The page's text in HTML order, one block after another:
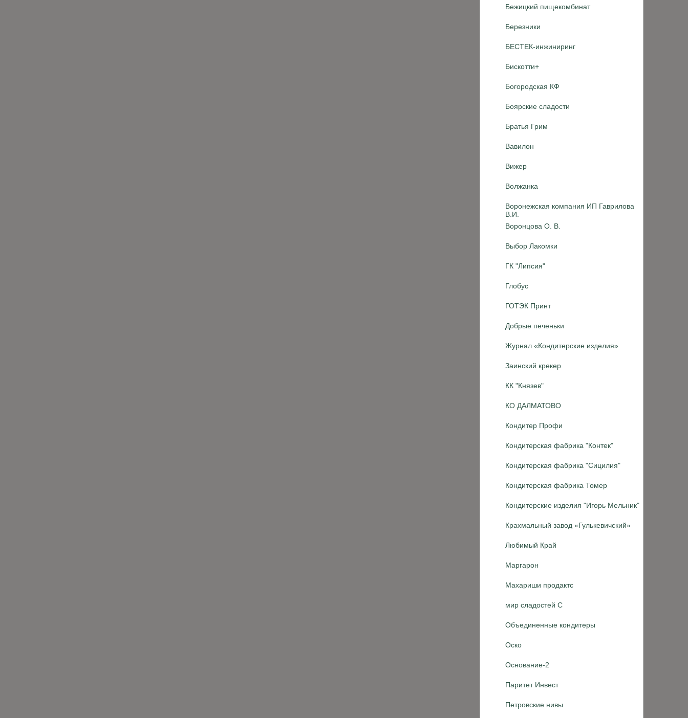
Бежицкий пищекомбинат
Березники
БЕСТЕК-инжиниринг
Бискотти+
Богородская КФ
Боярские сладости
Братья Грим
Вавилон
Вижер
Волжанка
Воронежская компания ИП Гаврилова
В.И.
Воронцова О. В.
Выбор Лакомки
ГК "Липсия"
Глобус
ГОТЭК Принт
Добрые печеньки
Журнал «Кондитерские изделия»
Заинский крекер
КК "Князев"
КО ДАЛМАТОВО
Кондитер Профи
Кондитерская фабрика "Контек"
Кондитерская фабрика "Сицилия"
Кондитерская фабрика Томер
Кондитерские изделия "Игорь Мельник"
Крахмальный завод «Гулькевичский»
Любимый Край
Маргарон
Махариши продактс
мир сладостей С
Объединенные кондитеры
Оско
Основание-2
Паритет Инвест
Петровские нивы